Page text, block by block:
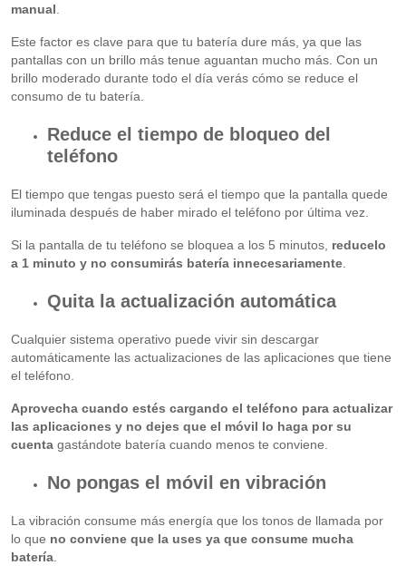
manual
Este factor es clave para que tu batería dure más, ya que las
pantallas con un brillo más tenue aguantan mucho más. Con un
brillo moderado durante todo el día verás cómo se reduce el
consumo de tu batería.
Reduce el tiempo de bloqueo del
teléfono
El tiempo que tengas puesto será el tiempo que la pantalla quede
iluminada después de haber mirado el teléfono por última vez.
Si la pantalla de tu teléfono se bloquea a los 5 minutos, reducelo
a 1 minuto y no consumirás batería innecesariamente.
Quita la actualización automática
Cualquier sistema operativo puede vivir sin descargar
automáticamente las actualizaciones de las aplicaciones que tiene
el teléfono.
Aprovecha cuando estés cargando el teléfono para actualizar
las aplicaciones y no dejes que el móvil lo haga por su
cuentagastándote batería cuando menos te conviene.
No pongas el móvil en vibración
La vibración consume más energía que los tonos de llamada por
lo que no conviene que la uses ya que consume mucha
batería.